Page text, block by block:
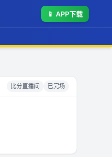
📱 APP下载
比分直播间 已完场